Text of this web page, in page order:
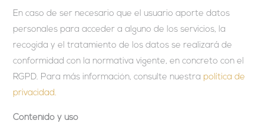
En caso de ser necesario que el usuario aporte datos
personales para acceder a alguno de los servicios, la
recogida y el tratamiento de los datos se realizará de
conformidad con la normativa vigente, en concreto con el
RGPD. Para más información, consulte nuestrapolítica de
privacidad.
Contenido y uso